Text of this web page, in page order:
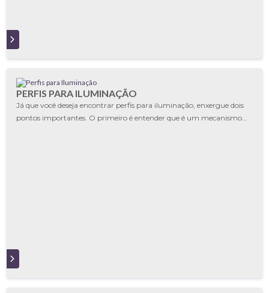
PERFIS PARA ILUMINAÇÃO
Já que você deseja encontrar perfis para iluminação, enxergue dois
pontos importantes. O primeiro é entender que é um mecanismo...